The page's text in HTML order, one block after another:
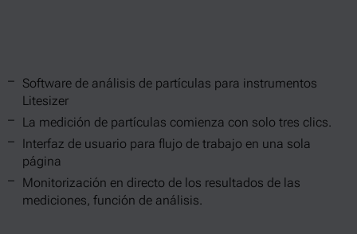
Software de análisis de partículas para instrumentos
Litesizer
La medición de partículas comienza con solo tres clics.
Interfaz de usuario para flujo de trabajo en una sola
página
Monitorización en directo de los resultados de las
mediciones, función de análisis.